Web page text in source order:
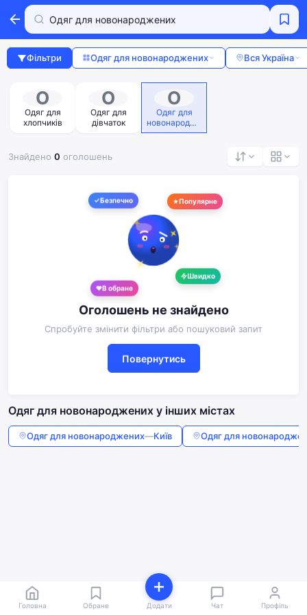
Фільтри Одяг для новонароджених Вся Україна
О
Одяг для
хлопчиків
О
Одяг для
дівчаток
О
Одяг для
новонародже
них
Знайдено 0 оголошень
Безпечно Популярне
Швидко
В обране
Оголошень не знайдено
Спробуйте змінити фільтри або пошуковий запит
Повернутись
Одяг для новонароджених у інших містах
Одяг для новонароджених—Київ Одяг для
Головна Обране Додати Чат Профіль